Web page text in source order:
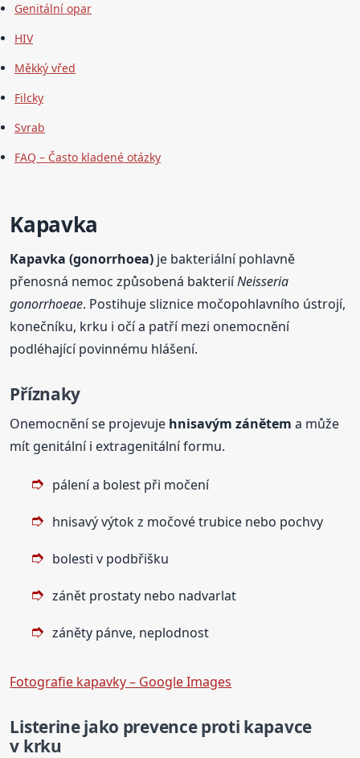
Genitální opar
HIV
Měkký vřed
Filcky
Svrab
FAQ – Často kladené otázky
Kapavka
Kapavka (gonorrhoea) je bakteriální pohlavně
přenosná nemoc způsobená bakteriíNeisseria
gonorrhoeae. Postihuje sliznice močopohlavního ústrojí,
konečníku, krku i očí a patří mezi onemocnění
podléhající povinnému hlášení.
Příznaky
Onemocnění se projevuje hnisavým zánětem a může
mít genitální i extragenitální formu.
pálení a bolest při močení
hnisavý výtok z močové trubice nebo pochvy
bolesti v podbřišku
zánět prostaty nebo nadvarlat
záněty pánve, neplodnost
Fotografie kapavky – Google Images
Listerine jako prevence proti kapavce
v krku